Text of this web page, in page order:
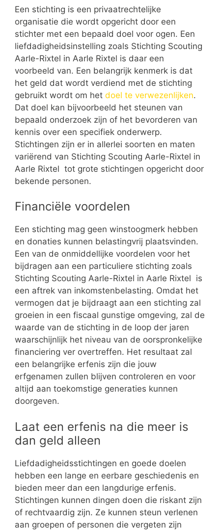
Een stichting is een privaatrechtelijke
organisatie die wordt opgericht door een
stichter met een bepaald doel voor ogen. Een
liefdadigheidsinstelling zoals Stichting Scouting
Aarle-Rixtel in Aarle Rixtel is daar een
voorbeeld van. Een belangrijk kenmerk is dat
het geld dat wordt verdiend met de stichting
gebruikt wordt om het doel te verwezenlijken.
Dat doel kan bijvoorbeeld het steunen van
bepaald onderzoek zijn of het bevorderen van
kennis over een specifiek onderwerp.
Stichtingen zijn er in allerlei soorten en maten
variërend van Stichting Scouting Aarle-Rixtel in
Aarle Rixtel tot grote stichtingen opgericht door
bekende personen.
Financiële voordelen
Een stichting mag geen winstoogmerk hebben
en donaties kunnen belastingvrij plaatsvinden.
Een van de onmiddellijke voordelen voor het
bijdragen aan een particuliere stichting zoals
Stichting Scouting Aarle-Rixtel in Aarle Rixtel is
een aftrek van inkomstenbelasting. Omdat het
vermogen dat je bijdraagt aan een stichting zal
groeien in een fiscaal gunstige omgeving, zal de
waarde van de stichting in de loop der jaren
waarschijnlijk het niveau van de oorspronkelijke
financiering ver overtreffen. Het resultaat zal
een belangrijke erfenis zijn die jouw
erfgenamen zullen blijven controleren en voor
altijd aan toekomstige generaties kunnen
doorgeven.
Laat een erfenis na die meer is
dan geld alleen
Liefdadigheidsstichtingen en goede doelen
hebben een lange en eerbare geschiedenis en
bieden meer dan een langdurige erfenis.
Stichtingen kunnen dingen doen die riskant zijn
of rechtvaardig zijn. Ze kunnen steun verlenen
aan groepen of personen die vergeten zijn